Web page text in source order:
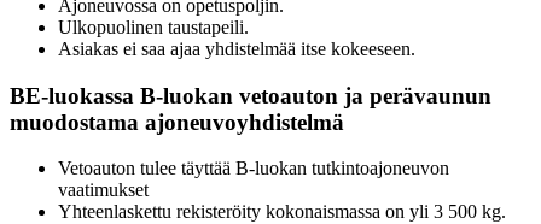
Ajoneuvossa on opetuspoljin.
Ulkopuolinen taustapeili.
Asiakas ei saa ajaa yhdistelmää itse kokeeseen.
BE-luokassa B-luokan vetoauton ja perävaunun
muodostama ajoneuvoyhdistelmä
Vetoauton tulee täyttää B-luokan tutkintoajoneuvon
vaatimukset
Yhteenlaskettu rekisteröity kokonaismassa on yli 3 500 kg.